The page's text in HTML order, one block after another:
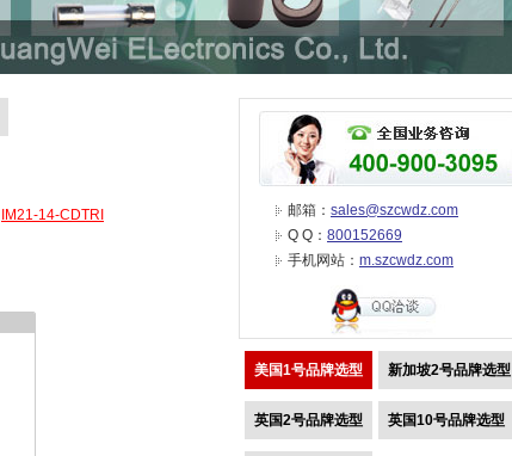
IM21-14-CDTRI 邮箱： sales@szcwdz.com
Q Q： 800152669
手机网站： m.szcwdz.com
美国1号品牌选型 新加坡2号品牌选型
英国2号品牌选型 英国10号品牌选型